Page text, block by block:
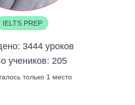
IELTS PREP
3444 уроков
учеников: 205
только 1 место